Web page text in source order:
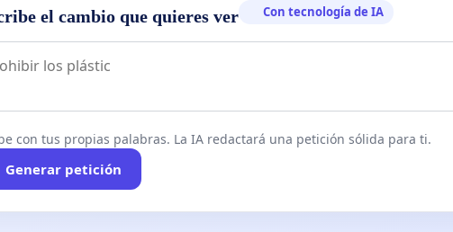
los medios necesarios para que el nivel de decibelios
a la normativa, y que esta se cumpla haciendo hincapié
y domingos.
el cambio que quieres ver Con tecnología de IA
con tus propias palabras. La IA redactará una petición sólida para ti.
Generar petición